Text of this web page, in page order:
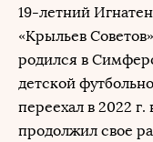
19-летний
«Крыльев
родился в
детской
переехал в 2022 г.
продолжил свое